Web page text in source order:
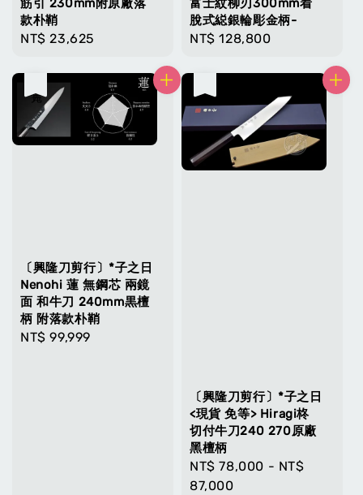
筋引 230mm附原廠落
款朴鞘
Regular
NT$ 23,625
富士紋柳刃300mm着
脫式縂銀輪彫金柄-
Regular
NT$ 128,800
〔興隆刀剪行〕*子之日
Nenohi 蓮 無鋼芯 兩鏡
面 和牛刀 240mm黒檀
柄 附落款朴鞘
Regular
NT$ 99,999
〔興隆刀剪行〕*子之日
<現貨 免等> Hiragi柊
切付牛刀240 270原廠
黑檀柄
Regular
price
NT$ 78,000 - NT$
87,000